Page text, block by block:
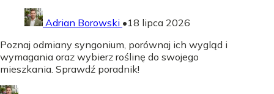
Adrian Borowski •18 lipca 2026
Poznaj odmiany syngonium, porównaj ich wygląd i
wymagania oraz wybierz roślinę do swojego
mieszkania. Sprawdź poradnik!